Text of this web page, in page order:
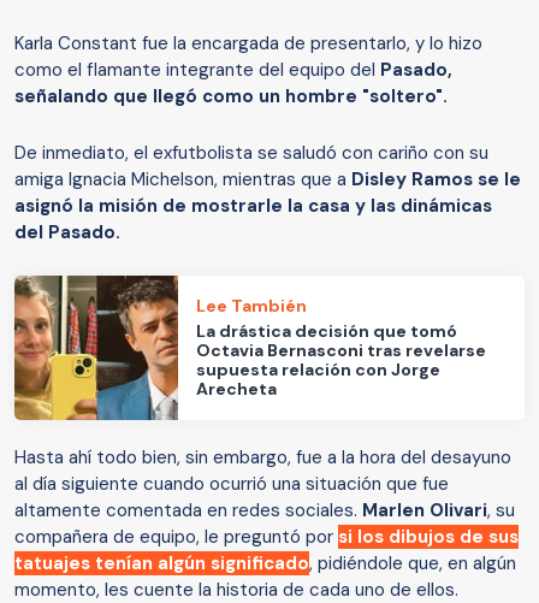
Karla Constant fue la encargada de presentarlo, y lo hizo
como el flamante integrante del equipo del Pasado,
señalando que llegó como un hombre "soltero".
De inmediato, el exfutbolista se saludó con cariño con su
amiga Ignacia Michelson, mientras que a Disley Ramos se le
asignó la misión de mostrarle la casa y las dinámicas
del Pasado.
Lee También
La drástica decisión que tomó
Octavia Bernasconi tras revelarse
supuesta relación con Jorge
Arecheta
Hasta ahí todo bien, sin embargo, fue a la hora del desayuno
al día siguiente cuando ocurrió una situación que fue
altamente comentada en redes sociales. Marlen Olivari, su
compañera de equipo, le preguntó por si los dibujos de sus
tatuajes tenían algún significado, pidiéndole que, en algún
momento, les cuente la historia de cada uno de ellos.